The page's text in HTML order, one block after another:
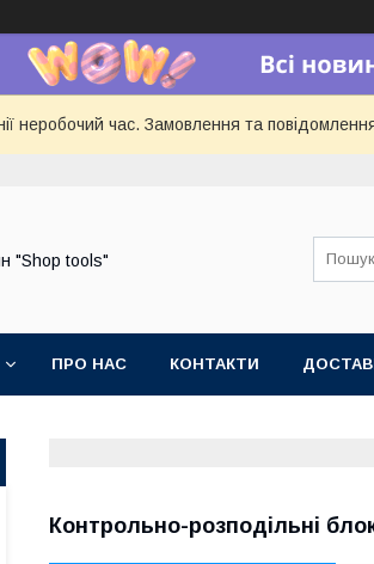
неробочий час. Замовлення та
"Shop tools"
ПРО НАС КОНТАКТИ
Контрольно-розподільні